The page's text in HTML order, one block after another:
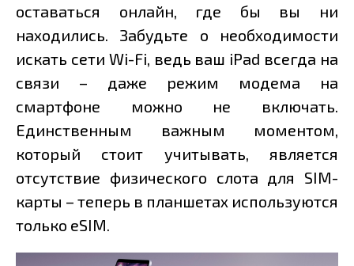
оставаться онлайн, где бы вы ни
находились. Забудьте о необходимости
искать сети Wi-Fi, ведь ваш iPad всегда на
связи – даже режим модема на
смартфоне можно не включать.
Единственным важным моментом,
который стоит учитывать, является
отсутствие физического слота для SIM-
карты – теперь в планшетах используются
только eSIM.